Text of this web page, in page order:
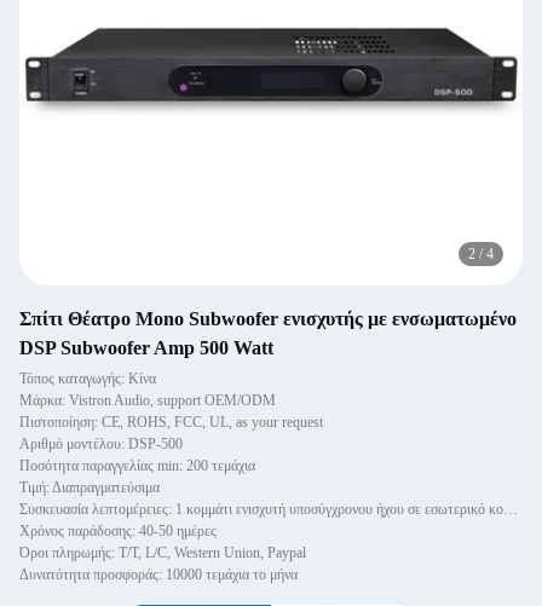
2 / 4
Σπίτι Θέατρο Mono Subwoofer ενισχυτής με ενσωματωμένο
DSP Subwoofer Amp 500 Watt
Τόπος καταγωγής: Κίνα
Μάρκα: Vistron Audio, support OEM/ODM
Πιστοποίηση: CE, ROHS, FCC, UL, as your request
Αριθμό μοντέλου: DSP-500
Ποσότητα παραγγελίας min: 200 τεμάχια
Τιμή: Διαπραγματεύσιμα
Συσκευασία λεπτομέρειες: 1 κομμάτι ενισχυτή υποσύγχρονου ήχου σε εσωτερικό κουτί, στη συνέχεια συσκευασμένο σε εξωτερικό κουτ
Χρόνος παράδοσης: 40-50 ημέρες
Όροι πληρωμής: T/T, L/C, Western Union, Paypal
Δυνατότητα προσφοράς: 10000 τεμάχια το μήνα